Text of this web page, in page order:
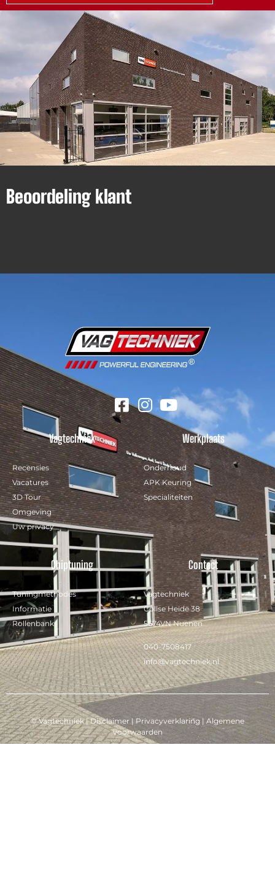
Beoordeling klant
Vagtechniek
Recensies
Vacatures
3D Tour
Omgeving
Uw privacy
Werkplaats
Onderhoud
APK Keuring
Specialiteiten
Chiptuning
Tuningmethodes
Informatie
Rollenbank
Contact
Vagtechniek
Collse Heide 38
5674VN Nuenen
040-7508417
info@vagtechniek.nl
© Vagtechniek |Disclaimer | Privacyverklaring | Algemene
voorwaarden